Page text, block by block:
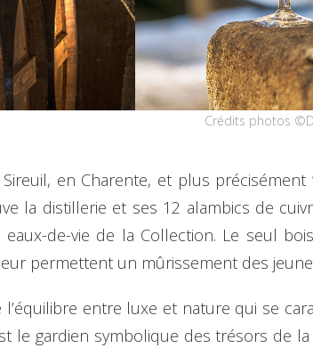
Crédits photos
en Charente, et plus
la distillerie et ses 12 alambics de
eaux-de-vie de la Collection. Le seul
permettent un mûrissement des
l’équilibre entre luxe et nature qui se
le gardien symbolique des trésors de